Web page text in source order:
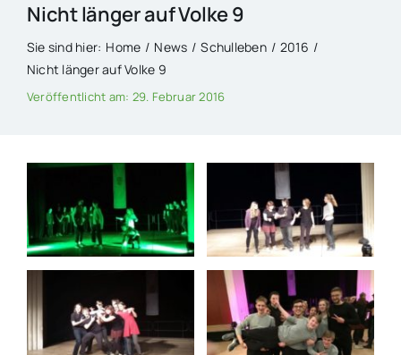
Nicht länger auf Volke 9
Sie sind hier: Home News Schulleben
2016
Nicht länger auf Volke 9
Veröffentlicht am: 29. Februar 2016